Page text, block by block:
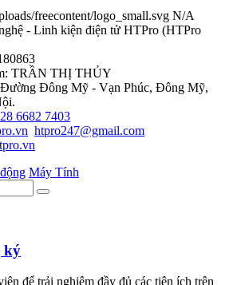
freecontent/logo_small.svg N/A
- Linh kiện điện tử HTPro (HTPro
TRẦN THỊ THỦY
Đường Đông Mỹ - Vạn Phúc, Đông Mỹ,
6682 7403
htpro247@gmail.com
Máy Tính
ký
để trải nghiệm đầy đủ các tiện ích trên